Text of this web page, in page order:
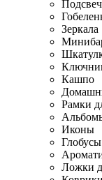
Зеркала
Кашпо
Рамки
Иконы
Ложки